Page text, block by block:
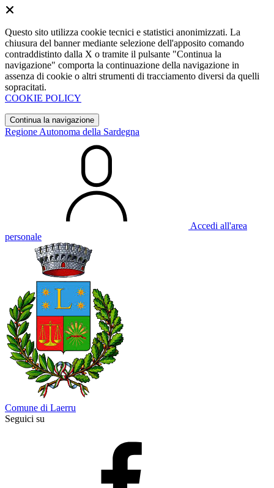
Questo sito utilizza cookie tecnici e statistici anonimizzati. La
chiusura del banner mediante selezione dell'apposito comando
contraddistinto dalla X o tramite il pulsante "Continua la
navigazione" comporta la continuazione della navigazione in
assenza di cookie o altri strumenti di tracciamento diversi da quelli
sopracitati.
COOKIE POLICY
Continua la navigazione
Regione Autonoma della Sardegna
Accedi all'area
personale
Comune di Laerru
Seguici su